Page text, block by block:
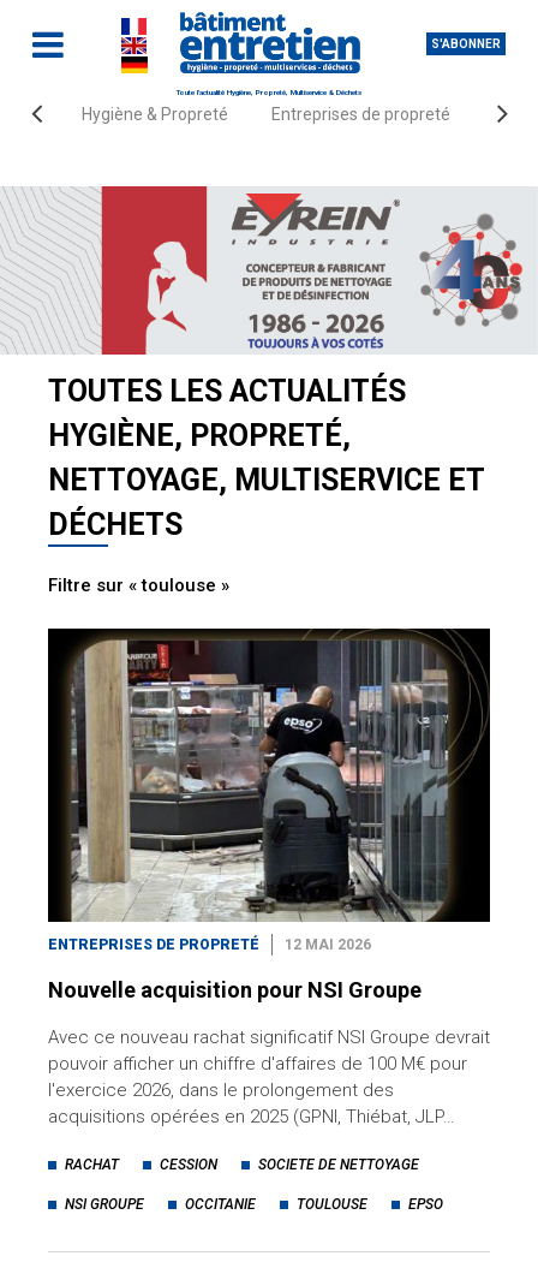
S'ABONNER
Toute l'actualité Hygiène, Propreté, Multiservice & Déchets
Hygiène & Propreté Entreprises de propreté
Accueil Actualités
TOUTES LES ACTUALITÉS
HYGIÈNE, PROPRETÉ,
NETTOYAGE, MULTISERVICE ET
DÉCHETS
Filtre sur « toulouse »
ENTREPRISES DE PROPRETÉ 12 MAI 2026
Nouvelle acquisition pour NSI Groupe
Avec ce nouveau rachat significatif NSI Groupe devrait
pouvoir afficher un chiffre d'affaires de 100 M€ pour
l'exercice 2026, dans le prolongement des
acquisitions opérées en 2025 (GPNI, Thiébat, JLP…
RACHAT CESSION SOCIETE DE NETTOYAGE
NSI GROUPE OCCITANIE TOULOUSE EPSO